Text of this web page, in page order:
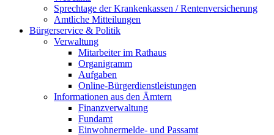
Sprechtage der Krankenkassen / Rentenversicherung
Amtliche Mitteilungen
Bürgerservice & Politik
Verwaltung
Mitarbeiter im Rathaus
Organigramm
Aufgaben
Online-Bürgerdienstleistungen
Informationen aus den Ämtern
Finanzverwaltung
Fundamt
Einwohnermelde- und Passamt